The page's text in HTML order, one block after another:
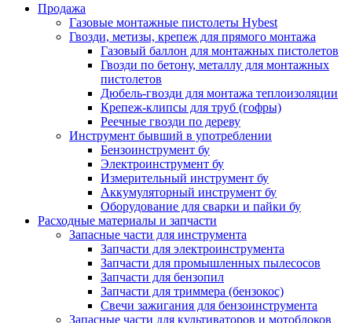
Продажа
Газовые монтажные пистолеты Hybest
Гвозди, метизы, крепеж для прямого монтажа
Газовый баллон для монтажных пистолетов
Гвозди по бетону, металлу для монтажных
пистолетов
Дюбель-гвозди для монтажа теплоизоляции
Крепеж-клипсы для труб (гофры)
Реечные гвозди по дереву
Инструмент бывший в употреблении
Бензоинструмент бу
Электроинструмент бу
Измерительный инструмент бу
Аккумуляторный инструмент бу
Оборудование для сварки и пайки бу
Расходные материалы и запчасти
Запасные части для инструмента
Запчасти для электроинструмента
Запчасти для промышленных пылесосов
Запчасти для бензопил
Запчасти для триммера (бензокос)
Свечи зажигания для бензоинструмента
Запасные части для культиваторов и мотоблоков